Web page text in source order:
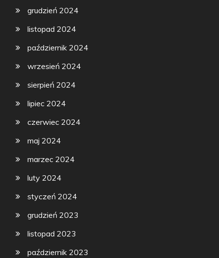
grudzień 2024
listopad 2024
październik 2024
wrzesień 2024
sierpień 2024
lipiec 2024
czerwiec 2024
maj 2024
marzec 2024
luty 2024
styczeń 2024
grudzień 2023
listopad 2023
październik 2023